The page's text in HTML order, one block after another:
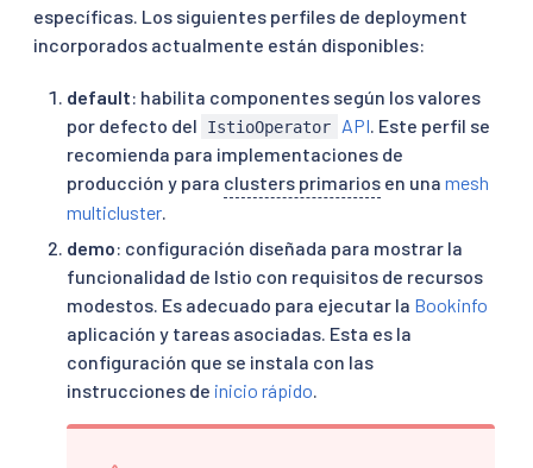
específicas. Los siguientes perfiles de deployment
incorporados actualmente están disponibles:
default: habilita componentes según los valores
por defecto del
IstioOperator API . Este perfil se
recomienda para implementaciones de
producción y para clusters primarios en una mesh
multicluster
demo: configuración diseñada para mostrar la
funcionalidad de Istio con requisitos de recursos
modestos. Es adecuado para ejecutar la Bookinfo
aplicación y tareas asociadas. Esta es la
configuración que se instala con las
instrucciones de inicio rápido.